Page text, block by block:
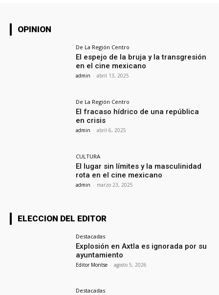
OPINION
De La Región Centro
El espejo de la bruja y la transgresión
en el cine mexicano
admin - abril 13, 2025
De La Región Centro
El fracaso hídrico de una república
en crisis
admin - abril 6, 2025
CULTURA
El lugar sin límites y la masculinidad
rota en el cine mexicano
admin - marzo 23, 2025
ELECCION DEL EDITOR
Destacadas
Explosión en Axtla es ignorada por su
ayuntamiento
Editor Montse - agosto 5, 2026
Destacadas